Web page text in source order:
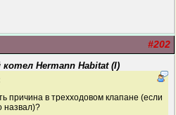
#202
котел Hermann Habitat (I)
причина в трехходовом клапане (если
назвал)?